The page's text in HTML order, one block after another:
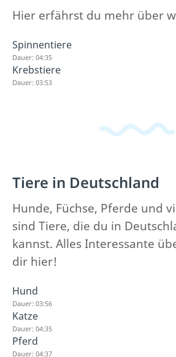
Hier erfährst du mehr über
Spinnentiere
Dauer: 04:35
Krebstiere
Dauer: 03:53
Tiere in Deutschland
Hunde, Füchse, Pferde und
sind Tiere, die du in
kannst. Alles Interessante
dir hier!
Hund
Dauer: 03:56
Katze
Dauer: 04:35
Pferd
Dauer: 04:37